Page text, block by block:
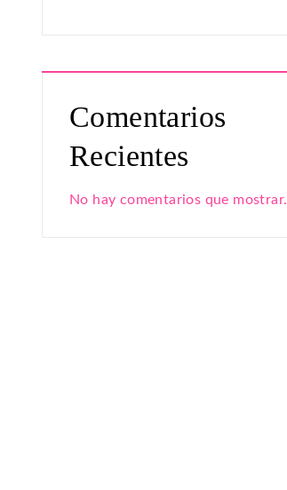
Comentarios
Recientes
No hay comentarios que mostrar.